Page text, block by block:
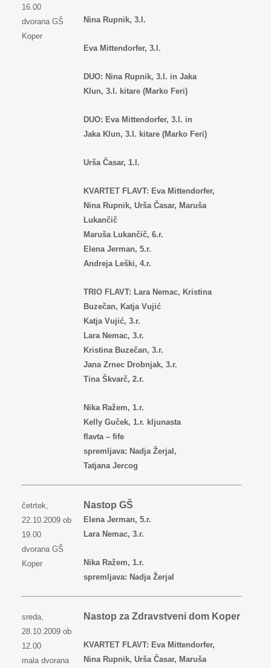
16.00
dvorana GŠ
Koper
Nina Rupnik, 3.l.
Eva Mittendorfer, 3.l.
DUO: Nina Rupnik, 3.l. in Jaka
Klun, 3.l. kitare (Marko Feri)
DUO: Eva Mittendorfer, 3.l. in
Jaka Klun, 3.l. kitare (Marko Feri)
Urša Časar, 1.l.
KVARTET FLAVT: Eva Mittendorfer,
Nina Rupnik, Urša Časar, Maruša
Lukančič
Maruša Lukančič, 6.r.
Elena Jerman, 5.r.
Andreja Leški, 4.r.
TRIO FLAVT: Lara Nemac, Kristina
Buzečan, Katja Vujić
Katja Vujić, 3.r.
Lara Nemac, 3.r.
Kristina Buzečan, 3.r.
Jana Zrnec Drobnjak, 3.r.
Tina Škvarč, 2.r.
Nika Ražem, 1.r.
Kelly Guček, 1.r. kljunasta
flavta – fife
spremljava: Nadja Žerjal,
Tatjana Jercog
četrtek,
22.10.2009 ob
19.00
dvorana GŠ
Koper
Nastop GŠ
Elena Jerman, 5.r.
Lara Nemac, 3.r.
Nika Ražem, 1.r.
spremljava: Nadja Žerjal
sreda,
28.10.2009 ob
12.00
mala dvorana
Nastop za Zdravstveni dom Koper
KVARTET FLAVT: Eva Mittendorfer,
Nina Rupnik, Urša Časar, Maruša